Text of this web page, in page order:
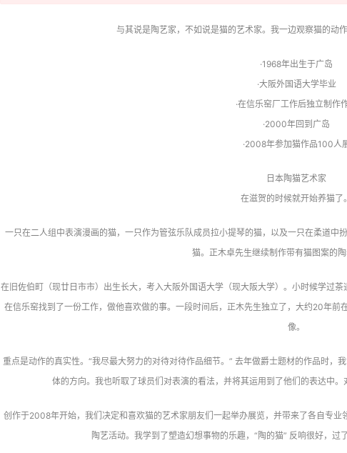
与其说是陶艺家，不如说是猫的艺术家。我一边观察猫的动
·1968年出生于广岛
·大阪外国语大学毕业
·在信乐窑厂工作后独立制作
·2000年回到广岛
·2008年参加猫作品100人
日本陶猫艺术家
在滋贺的时候就开始养猫了。
一只在二人组中表演漫画的猫，一只作为管弦乐队成员拉小提琴的猫，以及一只在柔道中
猫。正木卓先生继续制作带有猫图案的陶
在旧佐伯町（现廿日市市）出生长大，考入大阪外国语大学（现大阪大学）。小时候学过
在信乐窑找到了一份工作，做他喜欢做的事。一段时间后，正木先生独立了，大约20年
像。
重点是动作的真实性。“我尽最大努力的对待对待作品细节。” 去年做爵士题材的作品时，
体的方向。我也听取了球员们对表演的看法，并将其运用到了他们的表达中。
创作于2008年开始，我们决定和喜欢猫的艺术家朋友们一起举办展览，并带来了各自专业
陶艺活动。我学到了塑造幻想事物的乐趣，“陶的猫” 反响很好，过